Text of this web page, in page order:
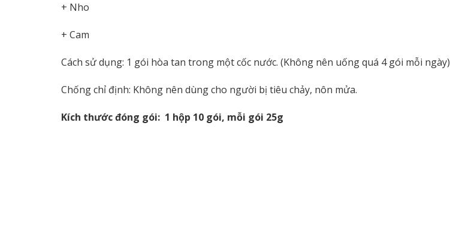
+ Nho
+ Cam
Cách sử dụng: 1 gói hòa tan trong một cốc nước. (Không nên uống quá 4 gói mỗi ngày)
Chống chỉ định: Không nên dùng cho người bị tiêu chảy, nôn mửa.
Kích thước đóng gói: 1 hộp 10 gói, mỗi gói 25g